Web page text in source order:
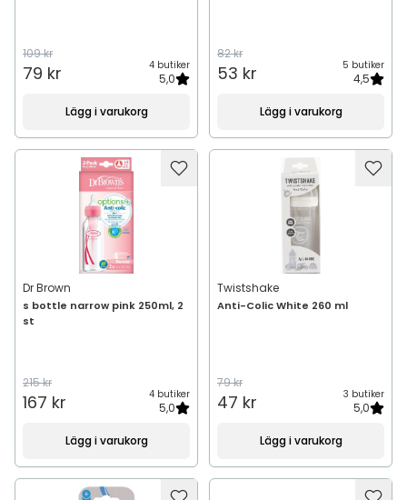
109 kr
79 kr 4 butiker
5,0
Lägg i varukorg
82 kr
53 kr 5 butiker
4,5
Lägg i varukorg
Dr Brown
s bottle narrow pink 250ml, 2
st
215 kr
167 kr 4 butiker
5,0
Lägg i varukorg
Twistshake
Anti-Colic White 260 ml
79 kr
47 kr 3 butiker
5,0
Lägg i varukorg